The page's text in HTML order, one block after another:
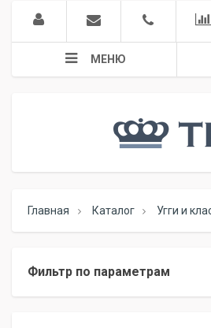
МЕНЮ
Главная Каталог Угги и
Фильтр по параметрам